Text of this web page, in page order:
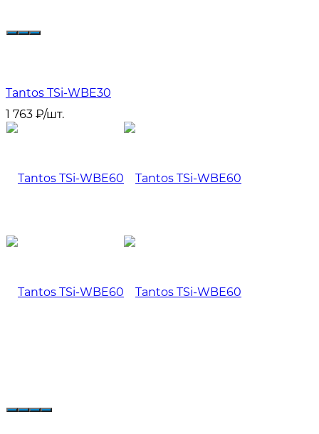
Tantos TSi-WBE30
1 763 ₽/шт.